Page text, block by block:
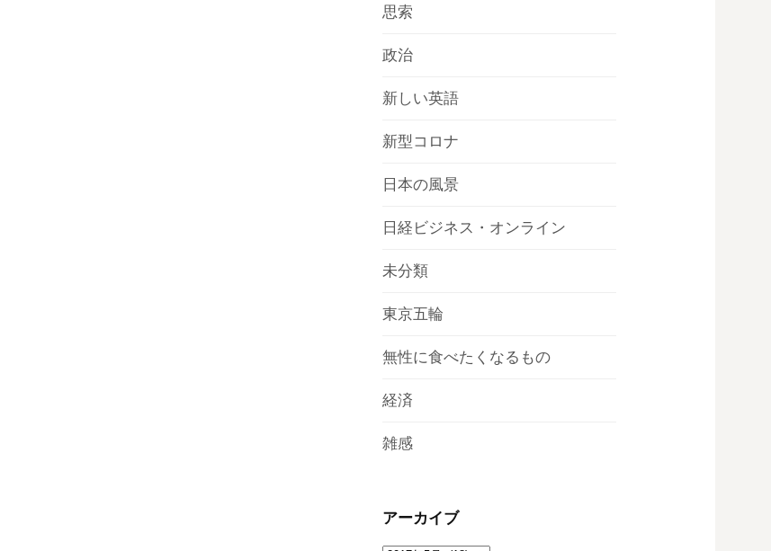
思索
政治
新しい英語
新型コロナ
日本の風景
日経ビジネス・オンライン
未分類
東京五輪
無性に食べたくなるもの
経済
雑感
アーカイブ